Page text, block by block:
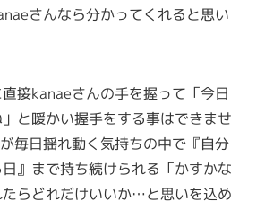
さんなら分かってくれると思い
接kanaeさんの手を握って「今日
と暖かい握手をする事はできませ
毎日揺れ動く気持ちの中で『自分
』まで持ち続けられる「かすかな
らどれだけいいか…と思いを込め